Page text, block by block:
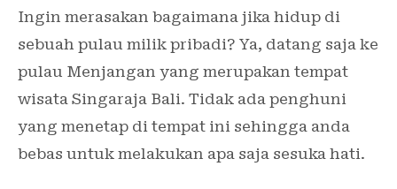
Ingin merasakan bagaimana jika hidup di
sebuah pulau milik pribadi? Ya, datang saja ke
pulau Menjangan yang merupakan tempat
wisata Singaraja Bali. Tidak ada penghuni
yang menetap di tempat ini sehingga anda
bebas untuk melakukan apa saja sesuka hati.